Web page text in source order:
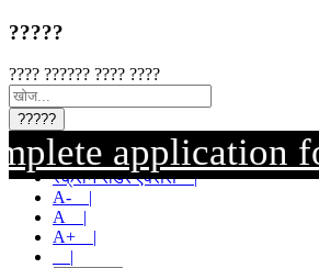
?????
???? ?????? ???? ????
?????
application
मुख्य सामग्री पर जाएं |
स्क्रीन रीडर एक्सेस |
A- |
A |
A+ |
|